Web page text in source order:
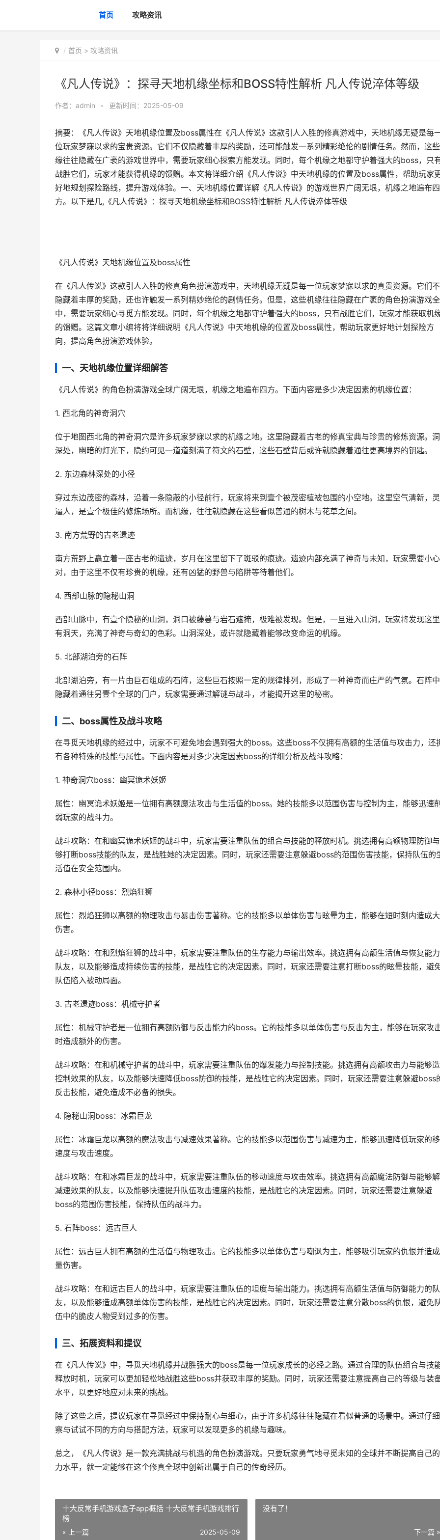
首页 攻略资讯
首页 > 攻略资讯
《凡人传说》：探寻天地机缘坐标和BOSS特性解析 凡人传说淬体等级
作者： admin • 更新时间：2025-05-09
摘要：《凡人传说》天地机缘位置及boss属性在《凡人传说》这款引人入胜的修真游戏中，天地机缘无疑是每
位玩家梦寐以求的宝贵资源。它们不仅隐藏着丰厚的奖励，还可能触发一系列精彩绝伦的剧情任务。然而，这
缘往往隐藏在广袤的游戏世界中，需要玩家细心探索方能发现。同时，每个机缘之地都守护着强大的boss，只
战胜它们，玩家才能获得机缘的馈赠。本文将详细介绍《凡人传说》中天地机缘的位置及boss属性，帮助玩家
好地规划探险路线，提升游戏体验。一、天地机缘位置详解《凡人传说》的游戏世界广阔无垠，机缘之地遍布四
方。以下是几,《凡人传说》：探寻天地机缘坐标和BOSS特性解析 凡人传说淬体等级
《凡人传说》天地机缘位置及boss属性
在《凡人传说》这款引人入胜的修真角色扮演游戏中，天地机缘无疑是每一位玩家梦寐以求的真贵资源。它们
隐藏着丰厚的奖励，还也许触发一系列精妙绝伦的剧情任务。但是，这些机缘往往隐藏在广袤的角色扮演游戏
中，需要玩家细心寻觅方能发现。同时，每个机缘之地都守护着强大的boss，只有战胜它们，玩家才能获取机
的馈赠。这篇文章小编将将详细说明《凡人传说》中天地机缘的位置及boss属性，帮助玩家更好地计划探险方
向，提高角色扮演游戏体验。
一、天地机缘位置详细解答
《凡人传说》的角色扮演游戏全球广阔无垠，机缘之地遍布四方。下面内容是多少决定因素的机缘位置：
1. 西北角的神奇洞穴
位于地图西北角的神奇洞穴是许多玩家梦寐以求的机缘之地。这里隐藏着古老的修真宝典与珍贵的修炼资源。
深处，幽暗的灯光下，隐约可见一道道刻满了符文的石壁，这些石壁背后或许就隐藏着通往更高境界的钥匙。
2. 东边森林深处的小径
穿过东边茂密的森林，沿着一条隐蔽的小径前行，玩家将来到壹个被茂密植被包围的小空地。这里空气清新，
逼人，是壹个极佳的修炼场所。而机缘，往往就隐藏在这些看似普通的树木与花草之间。
3. 南方荒野的古老遗迹
南方荒野上矗立着一座古老的遗迹，岁月在这里留下了斑驳的痕迹。遗迹内部充满了神奇与未知，玩家需要小
对，由于这里不仅有珍贵的机缘，还有凶猛的野兽与陷阱等待着他们。
4. 西部山脉的隐秘山洞
西部山脉中，有壹个隐秘的山洞，洞口被藤蔓与岩石遮掩，极难被发现。但是，一旦进入山洞，玩家将发现这里
有洞天，充满了神奇与奇幻的色彩。山洞深处，或许就隐藏着能够改变命运的机缘。
5. 北部湖泊旁的石阵
北部湖泊旁，有一片由巨石组成的石阵，这些巨石按照一定的规律排列，形成了一种神奇而庄严的气氛。石阵中
隐藏着通往另壹个全球的门户，玩家需要通过解谜与战斗，才能揭开这里的秘密。
二、boss属性及战斗攻略
在寻觅天地机缘的经过中，玩家不可避免地会遇到强大的boss。这些boss不仅拥有高额的生活值与攻击力，还
有各种特殊的技能与属性。下面内容是对多少决定因素boss的详细分析及战斗攻略：
1. 神奇洞穴boss：幽冥诡术妖姬
属性：幽冥诡术妖姬是一位拥有高额魔法攻击与生活值的boss。她的技能多以范围伤害与控制为主，能够迅速削
弱玩家的战斗力。
战斗攻略：在和幽冥诡术妖姬的战斗中，玩家需要注重队伍的组合与技能的释放时机。挑选拥有高额物理防御
够打断boss技能的队友，是战胜她的决定因素。同时，玩家还需要注意躲避boss的范围伤害技能，保持队伍的
活值在安全范围内。
2. 森林小径boss：烈焰狂狮
属性：烈焰狂狮以高额的物理攻击与暴击伤害著称。它的技能多以单体伤害与眩晕为主，能够在短时刻内造成
伤害。
战斗攻略：在和烈焰狂狮的战斗中，玩家需要注重队伍的生存能力与输出效率。挑选拥有高额生活值与恢复能
队友，以及能够造成持续伤害的技能，是战胜它的决定因素。同时，玩家还需要注意打断boss的眩晕技能，避
队伍陷入被动局面。
3. 古老遗迹boss：机械守护者
属性：机械守护者是一位拥有高额防御与反击能力的boss。它的技能多以单体伤害与反击为主，能够在玩家攻
时造成额外的伤害。
战斗攻略：在和机械守护者的战斗中，玩家需要注重队伍的爆发能力与控制技能。挑选拥有高额攻击力与能够
控制效果的队友，以及能够快速降低boss防御的技能，是战胜它的决定因素。同时，玩家还需要注意躲避boss
反击技能，避免造成不必备的损失。
4. 隐秘山洞boss：冰霜巨龙
属性：冰霜巨龙以高额的魔法攻击与减速效果著称。它的技能多以范围伤害与减速为主，能够迅速降低玩家的
速度与攻击速度。
战斗攻略：在和冰霜巨龙的战斗中，玩家需要注重队伍的移动速度与攻击效率。挑选拥有高额魔法防御与能够
减速效果的队友，以及能够快速提升队伍攻击速度的技能，是战胜它的决定因素。同时，玩家还需要注意躲避
boss的范围伤害技能，保持队伍的战斗力。
5. 石阵boss：远古巨人
属性：远古巨人拥有高额的生活值与物理攻击。它的技能多以单体伤害与嘲讽为主，能够吸引玩家的仇恨并造
量伤害。
战斗攻略：在和远古巨人的战斗中，玩家需要注重队伍的坦度与输出能力。挑选拥有高额生活值与防御能力的队
友，以及能够造成高额单体伤害的技能，是战胜它的决定因素。同时，玩家还需要注意分散boss的仇恨，避免
伍中的脆皮人物受到过多的伤害。
三、拓展资料和提议
在《凡人传说》中，寻觅天地机缘并战胜强大的boss是每一位玩家成长的必经之路。通过合理的队伍组合与技
释放时机，玩家可以更加轻松地战胜这些boss并获取丰厚的奖励。同时，玩家还需要注意提高自己的等级与装
水平，以更好地应对未来的挑战。
除了这些之后，提议玩家在寻觅经过中保持耐心与细心，由于许多机缘往往隐藏在看似普通的场景中。通过仔
察与试试不同的方向与搭配方法，玩家可以发现更多的机缘与趣味。
总之，《凡人传说》是一款充满挑战与机遇的角色扮演游戏。只要玩家勇气地寻觅未知的全球并不断提高自己
力水平，就一定能够在这个修真全球中创新出属于自己的传奇经历。
十大反常手机游戏盒子app概括 十大反常手机游戏排行
榜
« 上一篇 2025-05-09
没有了！
下一篇 »